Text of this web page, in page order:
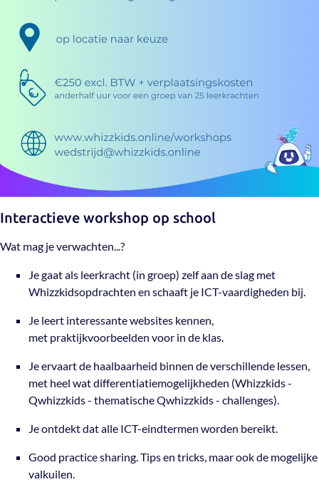
Interactieve workshop op school
Wat mag je verwachten...?
Je gaat als leerkracht (in groep) zelf aan de slag met
Whizzkidsopdrachten en schaaft je ICT-vaardigheden bij.
Je leert interessante websites kennen,
met praktijkvoorbeelden voor in de klas.
Je ervaart de haalbaarheid binnen de verschillende lessen,
met heel wat differentiatiemogelijkheden (Whizzkids -
Qwhizzkids - thematische Qwhizzkids - challenges).
Je ontdekt dat alle ICT-eindtermen worden bereikt.
Good practice sharing. Tips en tricks, maar ook de mogelijke
valkuilen.